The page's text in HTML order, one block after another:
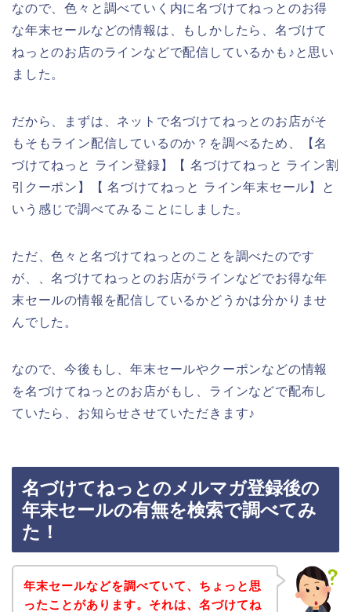
なので、色々と調べていく内に名づけてねっとのお得
な年末セールなどの情報は、もしかしたら、名づけて
ねっとのお店のラインなどで配信しているかも♪と思い
ました。
だから、まずは、ネットで名づけてねっとのお店がそ
もそもライン配信しているのか？を調べるため、【名
づけてねっと ライン登録】【 名づけてねっと ライン割
引クーポン】【 名づけてねっと ライン年末セール】と
いう感じで調べてみることにしました。
ただ、色々と名づけてねっとのことを調べたのです
が、、名づけてねっとのお店がラインなどでお得な年
末セールの情報を配信しているかどうかは分かりませ
んでした。
なので、今後もし、年末セールやクーポンなどの情報
を名づけてねっとのお店がもし、ラインなどで配布し
ていたら、お知らせさせていただきます♪
名づけてねっとのメルマガ登録後の
年末セールの有無を検索で調べてみ
た！
年末セールなどを調べていて、ちょっと思
ったことがあります。それは、名づけてね